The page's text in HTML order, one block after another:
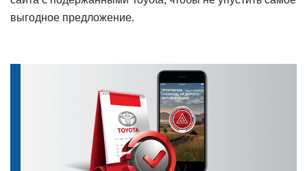
выгодное предложение.